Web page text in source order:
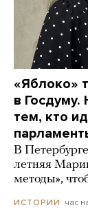
«Яблоко»
в
тем, кто
В
летняя
методы»,
ИСТОРИИ час